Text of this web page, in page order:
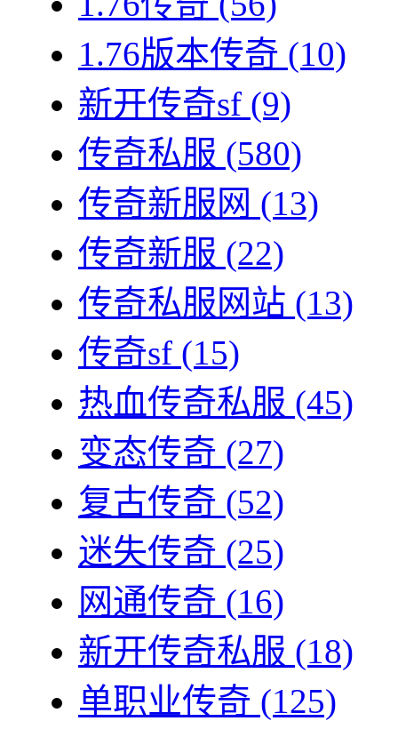
1.76版本传奇 (10)
新开传奇sf (9)
传奇私服 (580)
传奇新服网 (13)
传奇新服 (22)
传奇私服网站 (13)
传奇sf (15)
热血传奇私服 (45)
变态传奇 (27)
复古传奇 (52)
迷失传奇 (25)
网通传奇 (16)
新开传奇私服 (18)
单职业传奇 (125)